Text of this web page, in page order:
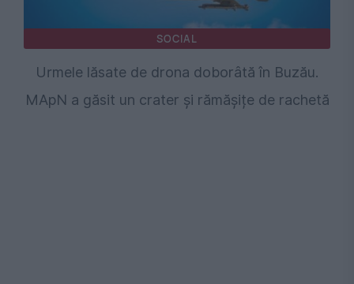
SOCIAL
Urmele lăsate de drona doborâtă în Buzău.
MApN a găsit un crater și rămășițe de rachetă